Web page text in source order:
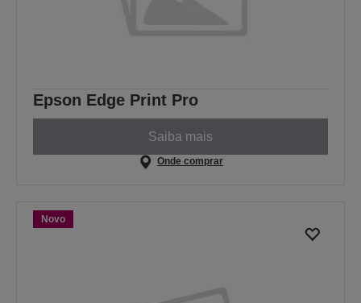
Epson Edge Print Pro
Saiba mais
Onde comprar
Novo